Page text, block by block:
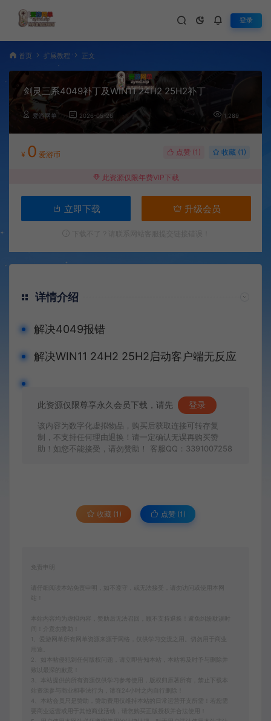
登录
首页 扩展教程 正文
剑灵三系4049补丁及WIN11 24H2 25H2补丁
爱游网单 2026-05-26 1,289
¥ 0 爱游币 点赞 (1 ) 收藏 (1)
此资源仅限年费VIP下载
立即下载 升级会员
详情介绍
解决4049报错
解决WIN11 24H2 25H2启动客户端无反应
此资源仅限尊享永久会员下载，请先 登录
该内容为数字化虚拟物品，购买后获取连接可转存复
制，不支持任何理由退换！请一定确认无误再购买赞
助！如您不能接受，请勿赞助！ 客服QQ：3391007258
收藏 (1) 点赞 (1 )
免责申明
请仔细阅读本站免责申明，如不遵守，或无法接受，请勿访问或使用本网
本站内容均为虚拟内容，赞助后无法召回，顾不支持退换！避免纠纷耽误时
间！介意勿赞助！
1、爱游网单所有网单资源来源于网络，仅供学习交流之用。切勿用于商业
2、如本帖侵犯到任何版权问题，请立即告知本站，本站将及时予与删除并
致以最深的歉意！
3、本站提供的所有资源仅供学习参考使用，版权归原著所有，禁止下载本
站资源参与商业和非法行为，请在24小时之内自行删除！
4、本站会员只是赞助，赞助费用仅维持本站的日常运营开支所需！若您需
要商业运营或用于其他商业活动，请您购买正版授权并合法使用！